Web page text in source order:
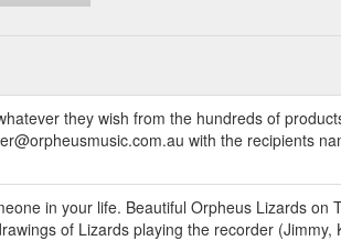
they wish from the hundreds of
with the recipients
in your life. Beautiful Orpheus Lizards on
of Lizards playing the recorder